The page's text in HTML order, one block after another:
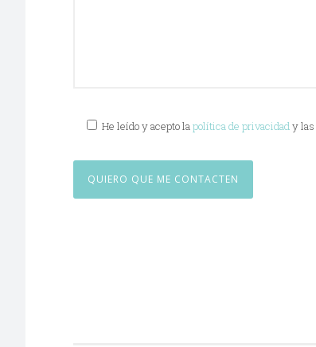
He leído y acepto lapolítica de privacidady las